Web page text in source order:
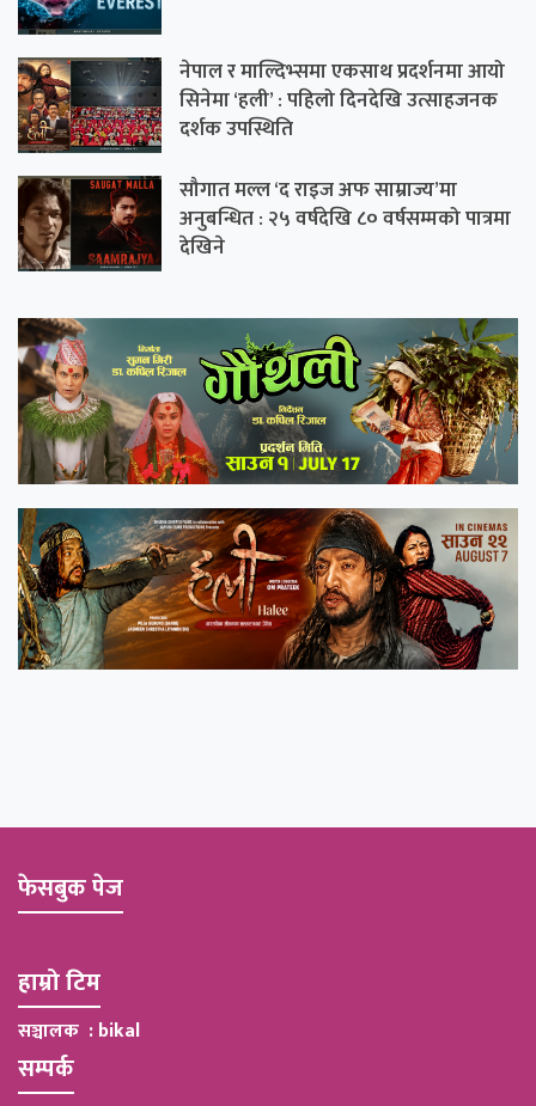
नेपाल र माल्दिभ्समा एकसाथ प्रदर्शनमा आयो
सिनेमा ‘हली’ : पहिलो दिनदेखि उत्साहजनक
दर्शक उपस्थिति
सौगात मल्ल ‘द राइज अफ साम्राज्य’मा
अनुबन्धित : २५ वर्षदेखि ८० वर्षसम्मको पात्रमा
देखिने
फेसबुक पेज
हाम्रो टिम
सञ्चालक : bikal
सम्पर्क